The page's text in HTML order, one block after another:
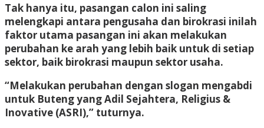
Tak hanya itu, pasangan calon ini saling
melengkapi antara pengusaha dan birokrasi inilah
faktor utama pasangan ini akan melakukan
perubahan ke arah yang lebih baik untuk di setiap
sektor, baik birokrasi maupun sektor usaha.
“Melakukan perubahan dengan slogan mengabdi
untuk Buteng yang Adil Sejahtera, Religius &
Inovative (ASRI),” tuturnya.